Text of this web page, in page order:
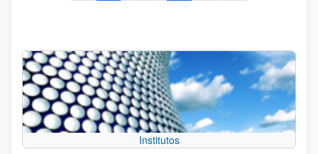
Institutos